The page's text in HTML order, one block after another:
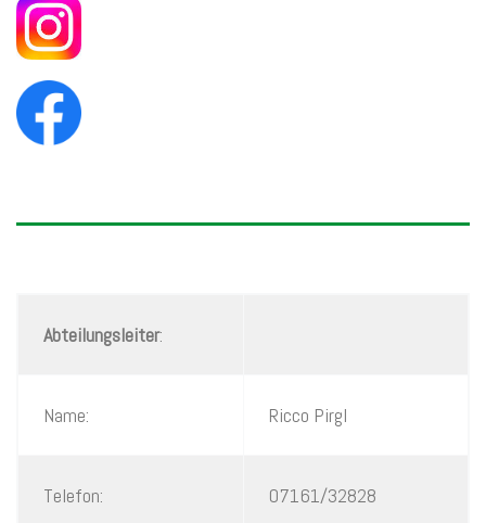
Abteilungsleiter:
Name: Ricco Pirgl
Telefon: 07161/32828